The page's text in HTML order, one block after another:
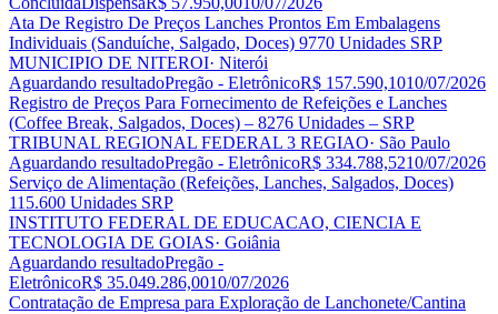
Ata De Registro De Preços Lanches Prontos Em Embalagens
Individuais (Sanduíche, Salgado, Doces) 9770 Unidades SRP
MUNICIPIO DE NITEROI· Niterói
Aguardando resultadoPregão - EletrônicoR$ 157.590,1010/07/2026
Registro de Preços Para Fornecimento de Refeições e Lanches
(Coffee Break, Salgados, Doces) – 8276 Unidades – SRP
TRIBUNAL REGIONAL FEDERAL 3 REGIAO· São Paulo
Aguardando resultadoPregão - EletrônicoR$ 334.788,5210/07/2026
Serviço de Alimentação (Refeições, Lanches, Salgados, Doces)
115.600 Unidades SRP
INSTITUTO FEDERAL DE EDUCACAO, CIENCIA E
TECNOLOGIA DE GOIAS· Goiânia
Aguardando resultadoPregão -
EletrônicoR$ 35.049.286,0010/07/2026
Contratação de Empresa para Exploração de Lanchonete/Cantina